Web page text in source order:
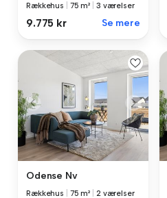
Rækkehus 75 m² 3 værelser
9.775 kr Se mere
Odense Nv
Rækkehus 75 m² 2 værelser